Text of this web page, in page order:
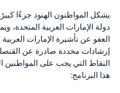
يشكل المواطنون الهنود جزءًا
دولة الإمارات العربية المتحدة،
العفو عن تأشيرة الإمارات
إرشادات محددة صادرة عن
النقاط التي يجب على المواطنين
هذا البرنامج: